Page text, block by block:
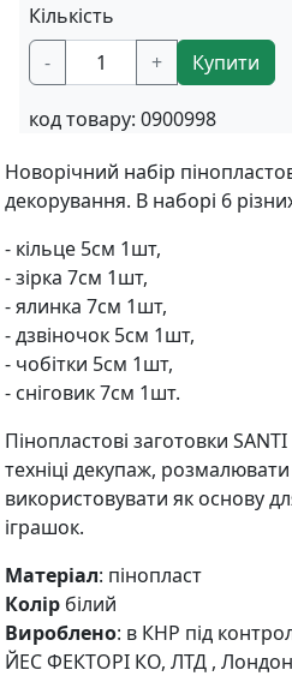
Кількість
-
+ Купити
код товару: 0900998
Новорічний набір
декорування. В наборі 6
- кільце 5см 1шт,
- зірка 7см 1шт,
- ялинка 7см 1шт,
- дзвіночок 5см 1шт,
- чобітки 5см 1шт,
- сніговик 7см 1шт.
Пінопластові заготовки
техніці декупаж,
використовувати як основу
іграшок.
Матеріал: пінопласт
Колір білий
Вироблено: в КНР під
ЙЕС ФЕКТОРІ КО, ЛТД , Лондон